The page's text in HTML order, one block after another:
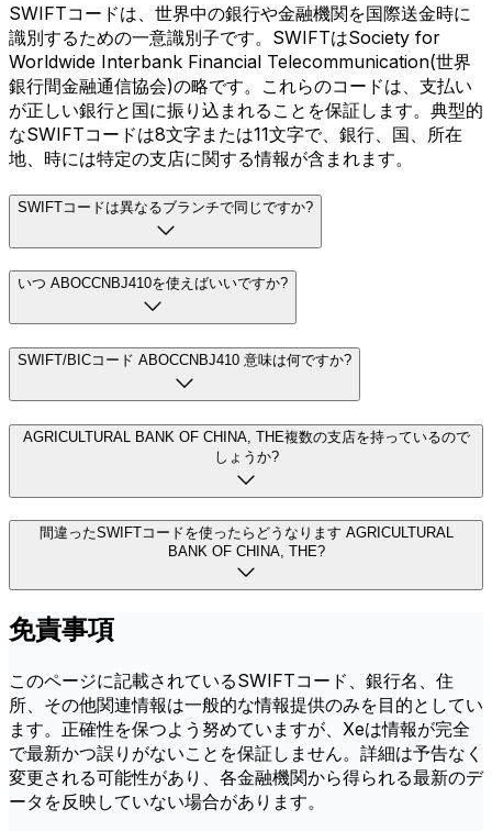
SWIFTコードは、世界中の銀行や金融機関を国際送金時に
識別するための一意識別子です。SWIFTはSociety for
Worldwide Interbank Financial Telecommunication(世界
銀行間金融通信協会)の略です。これらのコードは、支払い
が正しい銀行と国に振り込まれることを保証します。典型的
なSWIFTコードは8文字または11文字で、銀行、国、所在
地、時には特定の支店に関する情報が含まれます。
SWIFTコードは異なるブランチで同じですか?
いつ ABOCCNBJ410を使えばいいですか?
SWIFT/BICコード ABOCCNBJ410 意味は何ですか?
AGRICULTURAL BANK OF CHINA, THE複数の支店を持っているので
しょうか?
間違ったSWIFTコードを使ったらどうなります AGRICULTURAL
BANK OF CHINA, THE?
免責事項
このページに記載されているSWIFTコード、銀行名、住
所、その他関連情報は一般的な情報提供のみを目的としてい
ます。正確性を保つよう努めていますが、Xeは情報が完全
で最新かつ誤りがないことを保証しません。詳細は予告なく
変更される可能性があり、各金融機関から得られる最新のデ
ータを反映していない場合があります。